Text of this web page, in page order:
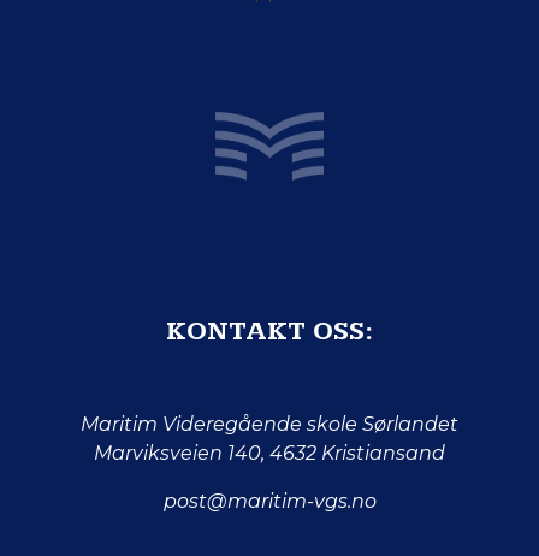
KONTAKT OSS:
Maritim Videregående skole Sørlandet
Marviksveien 140, 4632 Kristiansand
post@maritim-vgs.no